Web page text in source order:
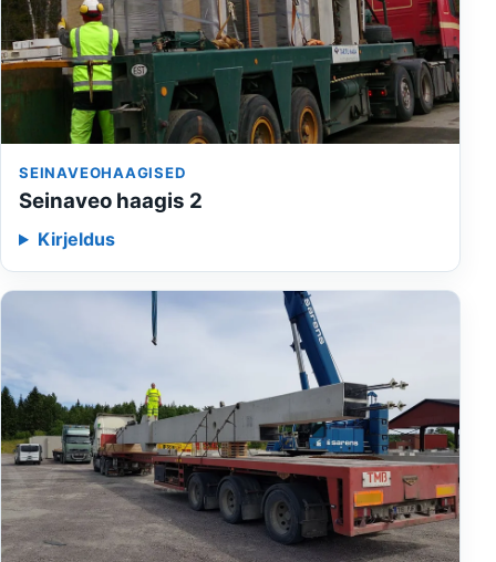
SEINAVEOHAAGISED
Seinaveo haagis 2
Kirjeldus